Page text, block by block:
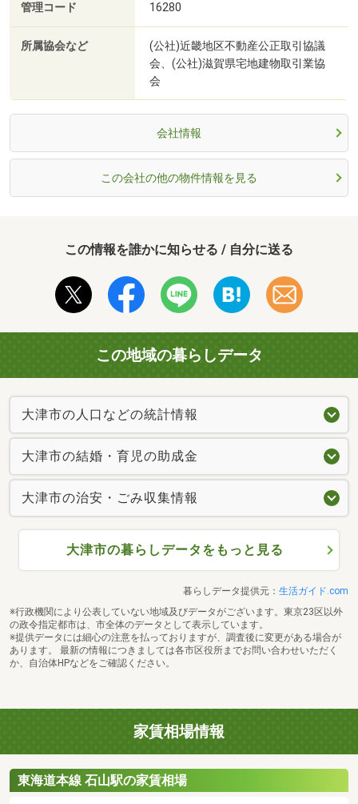
管理コード 16280
所属協会など
(公社)近畿地区不動産公正取引協議
会、(公社)滋賀県宅地建物取引業協
会
会社情報
この会社の他の物件情報を見る
この情報を誰かに知らせる / 自分に送る
この地域の暮らしデータ
大津市の人口などの統計情報
大津市の結婚・育児の助成金
大津市の治安・ごみ収集情報
大津市の暮らしデータをもっと見る
暮らしデータ提供元： 生活ガイド.com
※行政機関により公表していない地域及びデータがございます。東京23区以外
の政令指定都市は、市全体のデータとして表示しています。
※提供データには細心の注意を払っておりますが、調査後に変更がある場合が
あります。 最新の情報につきましては各市区役所までお問い合わせいただく
か、自治体HPなどをご確認ください。
家賃相場情報
東海道本線 石山駅の家賃相場